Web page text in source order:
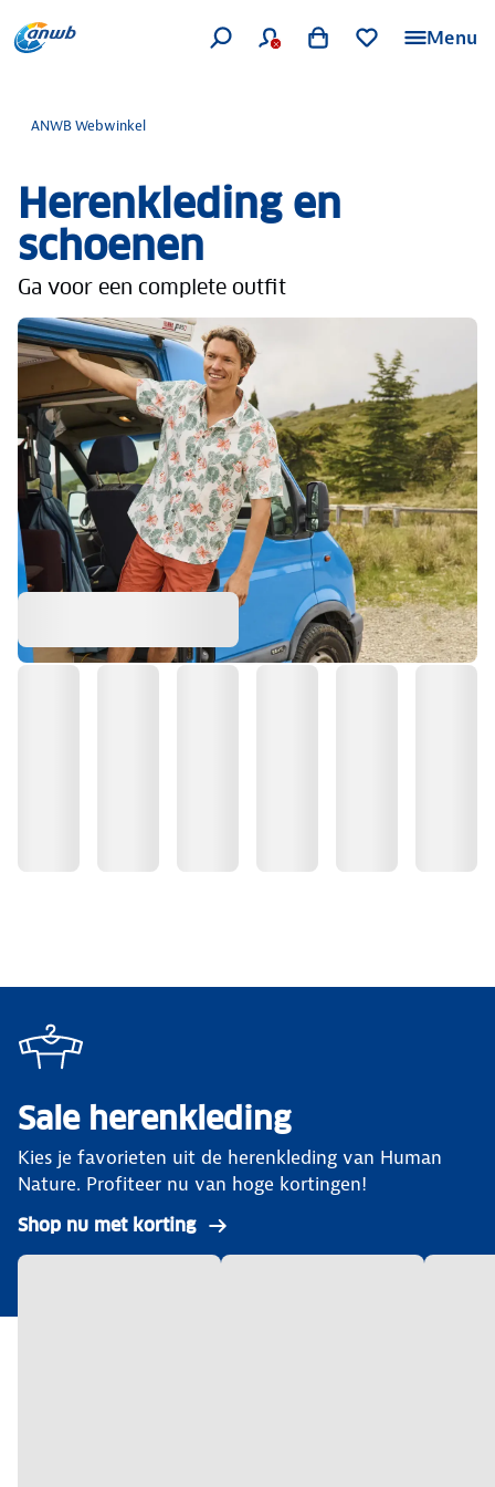
Menu
ANWB Webwinkel
Herenkleding en
schoenen
Ga voor een complete outfit
Sale herenkleding
Kies je favorieten uit de herenkleding van Human
Nature. Profiteer nu van hoge kortingen!
Shop nu met korting